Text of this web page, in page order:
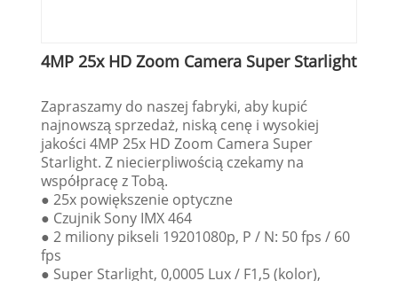
4MP 25x HD Zoom Camera Super Starlight
Zapraszamy do naszej fabryki, aby kupić
najnowszą sprzedaż, niską cenę i wysokiej
jakości 4MP 25x HD Zoom Camera Super
Starlight. Z niecierpliwością czekamy na
współpracę z Tobą.
● 25x powiększenie optyczne
● Czujnik Sony IMX 464
● 2 miliony pikseli 19201080p, P / N: 50 fps / 60
fps
● Super Starlight, 0,0005 Lux / F1,5 (kolor),